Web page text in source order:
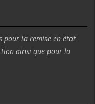
pour la remise en état
ainsi que pour la